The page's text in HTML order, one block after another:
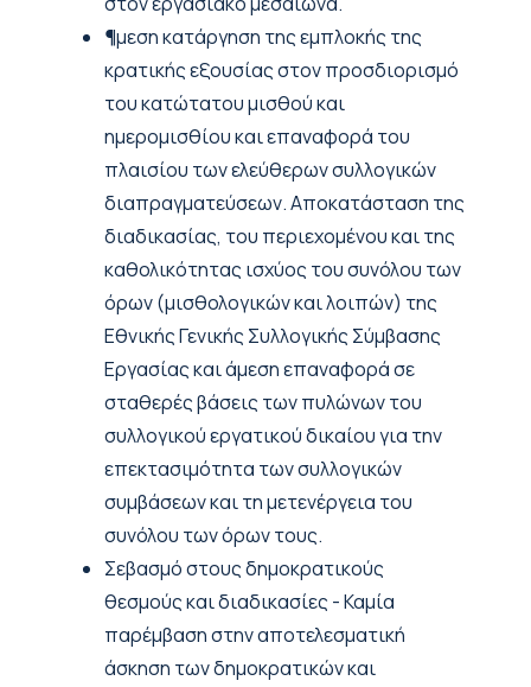
¶μεση κατάργηση της εμπλοκής της
κρατικής εξουσίας στον προσδιορισμό
του κατώτατου μισθού και
ημερομισθίου και επαναφορά του
πλαισίου των ελεύθερων συλλογικών
διαπραγματεύσεων. Αποκατάσταση της
διαδικασίας, του περιεχομένου και της
καθολικότητας ισχύος του συνόλου των
όρων (μισθολογικών και λοιπών) της
Εθνικής Γενικής Συλλογικής Σύμβασης
Εργασίας και άμεση επαναφορά σε
σταθερές βάσεις των πυλώνων του
συλλογικού εργατικού δικαίου για την
επεκτασιμότητα των συλλογικών
συμβάσεων και τη μετενέργεια του
συνόλου των όρων τους.
Σεβασμό στους δημοκρατικούς
θεσμούς και διαδικασίες - Καμία
παρέμβαση στην αποτελεσματική
άσκηση των δημοκρατικών και